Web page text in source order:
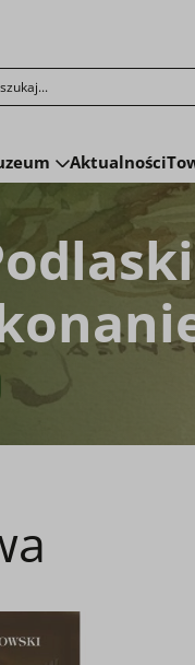
przycisku fraza
Aktualności